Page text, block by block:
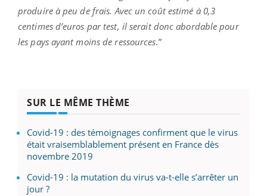
produire à peu de frais. Avec un coût estimé à 0,3
centimes d’euros par test, il serait donc abordable pour
les pays ayant moins de ressources.”
SUR LE MÊME THÈME
Covid-19 : des témoignages confirment que le virus
était vraisemblablement présent en France dès
novembre 2019
Covid-19 : la mutation du virus va-t-elle s’arrêter un
jour ?